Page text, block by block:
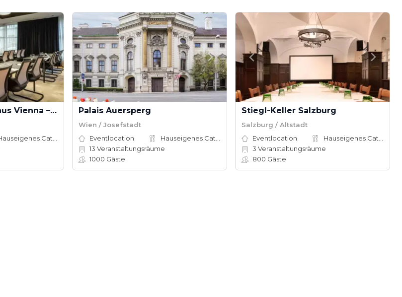
Hotel am Konzerthaus Vienna – MGallery Collection Palais Auersperg
Wien / Josefstadt
Eventlocation
13 Veranstaltungsräume
1000 Gäste
Stiegl-Keller Salzburg
Salzburg / Altstadt
Eventlocation
3 Veranstaltungsräume
800 Gäste